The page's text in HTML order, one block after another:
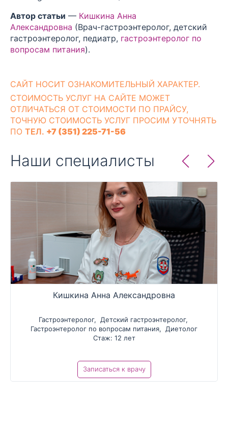
Автор статьи — Кишкина Анна
Александровна (Врач-гастроэнтеролог, детский
гастроэнтеролог, педиатр, гастроэнтеролог по
вопросам питания).
CАЙТ НОСИТ ОЗНАКОМИТЕЛЬНЫЙ ХАРАКТЕР.
СТОИМОСТЬ УСЛУГ НА САЙТЕ МОЖЕТ
ОТЛИЧАТЬСЯ ОТ СТОИМОСТИ ПО ПРАЙСУ,
ТОЧНУЮ СТОИМОСТЬ УСЛУГ ПРОСИМ УТОЧНЯТЬ
ПО ТЕЛ. +7 (351) 225-71-56
Наши специалисты
Кишкина Анна Александровна
Гастроэнтеролог, Детский гастроэнтеролог,
Гастроэнтеролог по вопросам питания, Диетолог
Стаж: 12 лет
Записаться к врачу